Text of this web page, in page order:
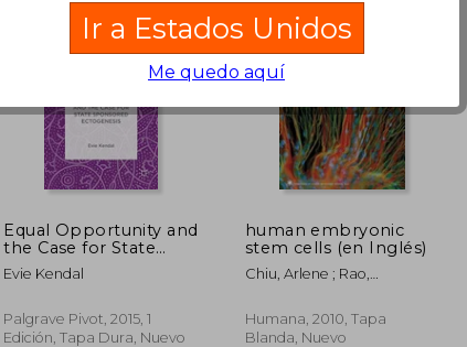
50%
dcto.
50%
dcto.
Equal Opportunity and
the Case for State
Sponsored
Ectogenesis (en
Evie Kendal
Palgrave Pivot, 2015, 1
Edición, Tapa Dura, Nuevo
human embryonic
stem cells (en Inglés)
Chiu, Arlene ; Rao,
Humana, 2010, Tapa
Blanda, Nuevo
Ir a Estados Unidos
Me quedo aquí